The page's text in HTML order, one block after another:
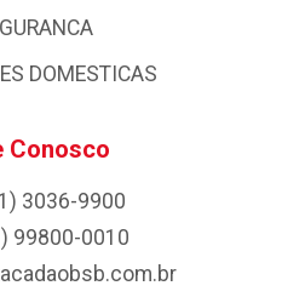
DOMESTICAS
Conosco
3036-9900
99800-0010